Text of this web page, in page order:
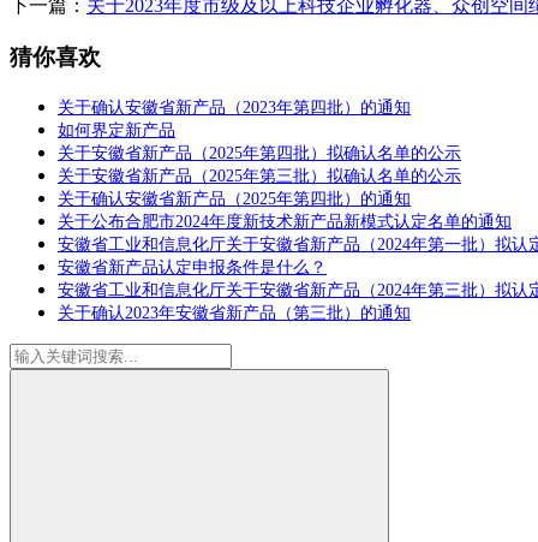
下一篇： 关于2023年度市级及以上科技企业孵化器、众创空
猜你喜欢
关于确认安徽省新产品（2023年第四批）的通知
如何界定新产品
关于安徽省新产品（2025年第四批）拟确认名单的公示
关于安徽省新产品（2025年第三批）拟确认名单的公示
关于确认安徽省新产品（2025年第四批）的通知
关于公布合肥市2024年度新技术新产品新模式认定名单的通知
安徽省工业和信息化厅关于安徽省新产品（2024年第一批）拟认
安徽省新产品认定申报条件是什么？
安徽省工业和信息化厅关于安徽省新产品（2024年第三批）拟认
关于确认2023年安徽省新产品（第三批）的通知